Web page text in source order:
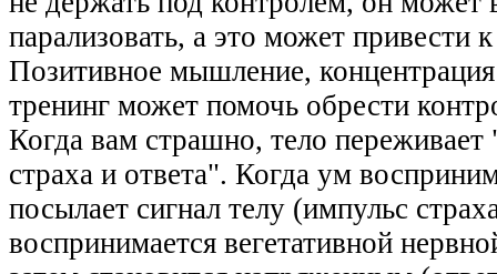
парализовать, а это может привести
Позитивное мышление,
тренинг может помочь обрести
Когда вам страшно, тело переживает
страха и ответа". Когда ум
посылает сигнал телу (импульс
воспринимается вегетативной